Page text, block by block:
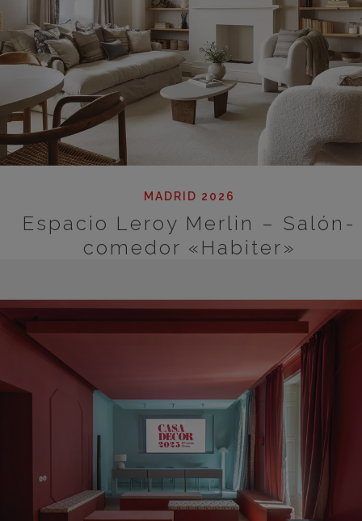
MADRID 2026
Espacio Leroy Merlin – Salón-
comedor «Habiter»